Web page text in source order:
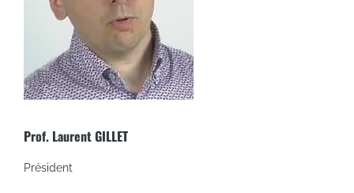
Prof. Laurent GILLET
Président